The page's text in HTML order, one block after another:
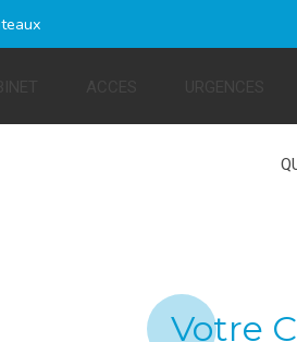
Votre